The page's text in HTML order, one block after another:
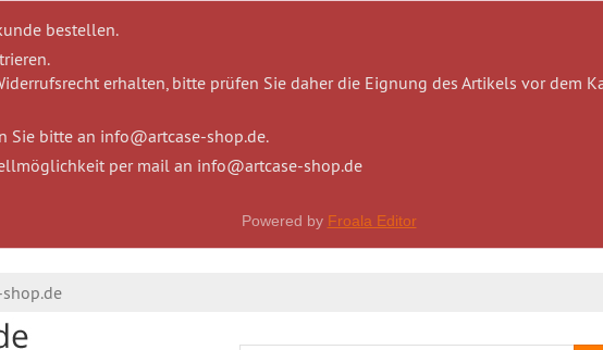
bestellen.
erhalten, bitte prüfen Sie daher die Eignung des Artikels vor dem
Sie bitte an info@artcase-shop.de.
per mail an info@artcase-shop.de
Powered by Froala Editor